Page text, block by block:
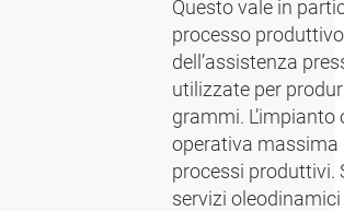
Questo vale in
processo
dell’assistenza
utilizzate per
grammi.
operativa massima
processi produttivi.
servizi